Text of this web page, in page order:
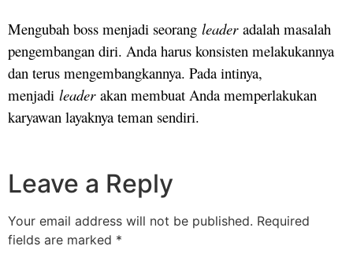
Mengubah boss menjadi seorang leaderadalah masalah
pengembangan diri. Anda harus konsisten melakukannya
dan terus mengembangkannya. Pada intinya,
menjadi leaderakan membuat Anda memperlakukan
karyawan layaknya teman sendiri.
Leave a Reply
Your email address will not be published. Required
fields are marked *